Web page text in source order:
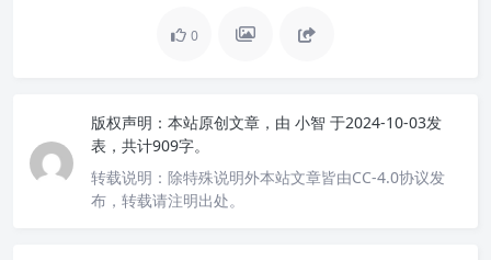
0
版权声明： 本站原创文章，由 小智 于2024-10-03发
表，共计909字。
转载说明： 除特殊说明外本站文章皆由CC-4.0协议发
布，转载请注明出处。